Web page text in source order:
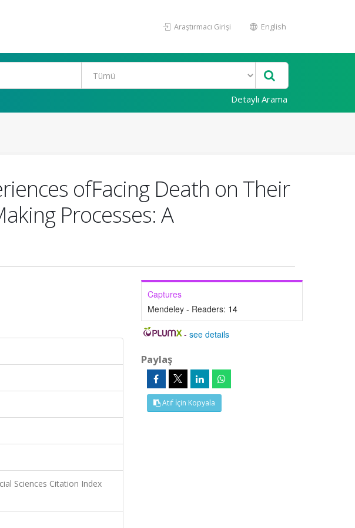
Araştırmacı Girişi English
Detaylı Arama
ofFacing Death on Their
Processes: A
Sciences Citation Index
Captures
Mendeley - Readers: 14
-see details
Paylaş
Atıf İçin Kopyala